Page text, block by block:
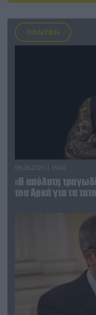
ΠΟΛΙΤΙΚΗ
08.08.2026 | 09:02
«Η απόλυτη
του Αρκά για τα